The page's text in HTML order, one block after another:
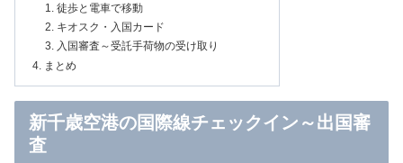
徒歩と電車で移動
キオスク・入国カード
入国審査～受託手荷物の受け取り
まとめ
新千歳空港の国際線チェックイン～出国審
査